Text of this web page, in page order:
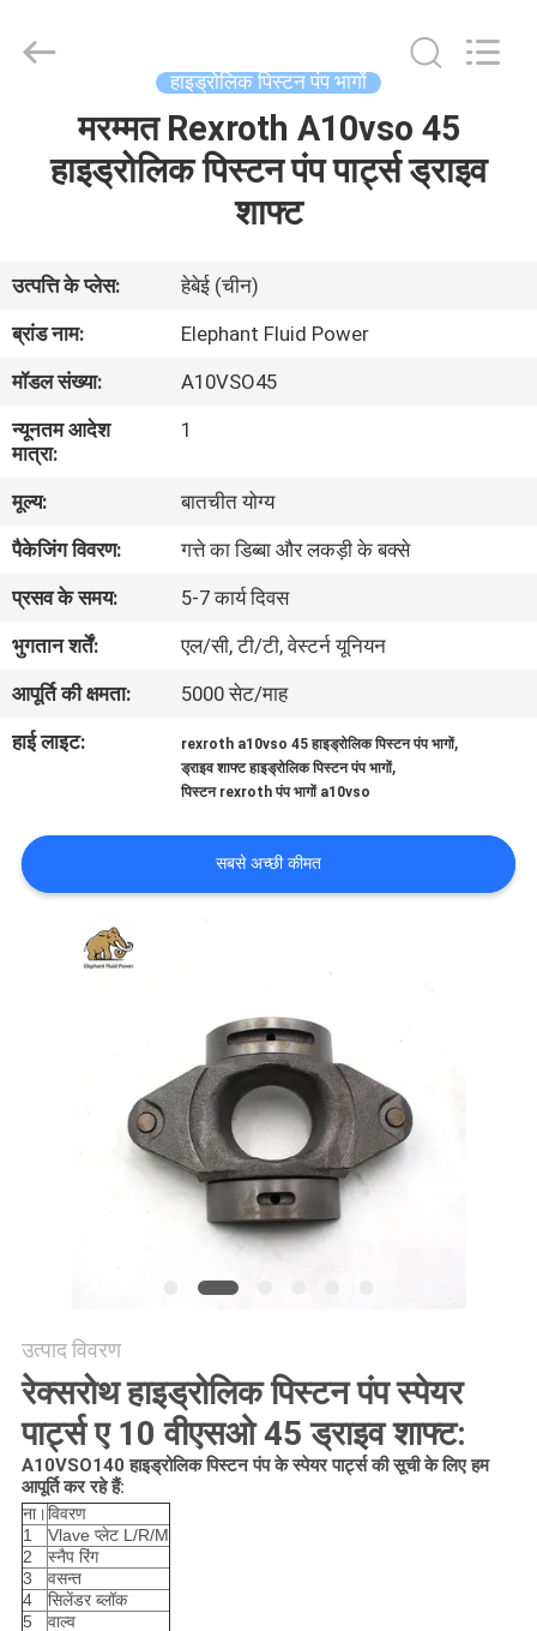
हमारे
बारे
में
कारखाना
भ्रमण
गुणवत्ता
नियंत्रण
संपर्क
करें
मामलों
साइटमैप
Power
Co.,Ltd.
हाइड्रोलिक पिस्टन पंप भागों
मरम्मत Rexroth A10vso 45
हाइड्रोलिक पिस्टन पंप पार्ट्स ड्राइव
शाफ्ट
उत्पत्ति के प्लेस:
हेबेई (चीन)
ब्रांड नाम:
Elephant Fluid Power
मॉडल संख्या:
A10VSO45
न्यूनतम आदेश
मात्रा:
1
मूल्य:
बातचीत योग्य
पैकेजिंग विवरण:
गत्ते का डिब्बा और लकड़ी के बक्से
प्रसव के समय:
5-7 कार्य दिवस
भुगतान शर्तें:
एल/सी, टी/टी, वेस्टर्न यूनियन
आपूर्ति की क्षमता:
5000 सेट/माह
हाई लाइट:
rexroth a10vso 45 हाइड्रोलिक पिस्टन पंप भागों,
ड्राइव शाफ्ट हाइड्रोलिक पिस्टन पंप भागों,
पिस्टन rexroth पंप भागों a10vso
सबसे अच्छी कीमत
उत्पाद विवरण
रेक्सरोथ हाइड्रोलिक पिस्टन पंप स्पेयर
पार्ट्स ए 10 वीएसओ 45 ड्राइव शाफ्ट:
A10VSO140 हाइड्रोलिक पिस्टन पंप के स्पेयर पार्ट्स की सूची के लिए हम
आपूर्ति कर रहे हैं:
ना। विवरण
1
Vlave प्लेट L/R/M
2
स्नैप रिंग
3
वसन्त
4
सिलेंडर ब्लॉक
5
वाल्व